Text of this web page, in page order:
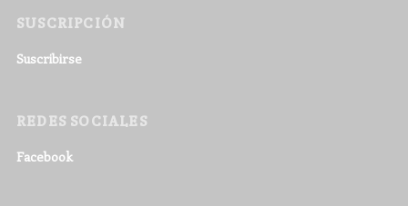
SUSCRIPCIÓN
Suscribirse
REDES SOCIALES
Facebook